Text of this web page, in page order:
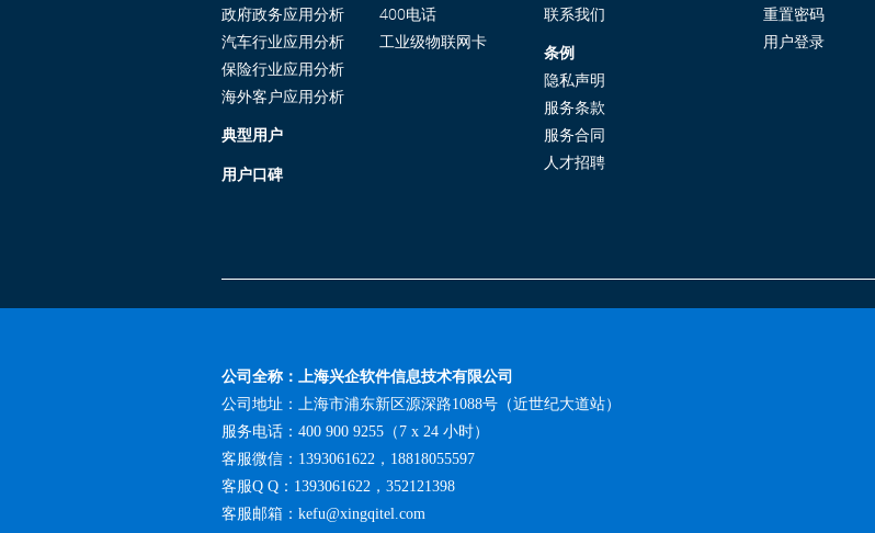
政府政务应用分析
汽车行业应用分析
保险行业应用分析
海外客户应用分析
典型用户
用户口碑
400电话
工业级物联网卡
联系我们
条例
隐私声明
服务条款
服务合同
人才招聘
重置密码
用户登录
公司全称：上海兴企软件信息技术有限公司
公司地址：上海市浦东新区源深路1088号（近世纪大道站）
服务电话：400 900 9255（7 x 24 小时）
客服微信：1393061622，18818055597
客服Q Q：1393061622，352121398
客服邮箱：kefu@xingqitel.com